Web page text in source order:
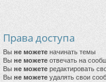
Права доступа
Вы не можете начинать темы
Вы не можете отвечать на
Вы не можете редактировать
Вы не можете удалять свои